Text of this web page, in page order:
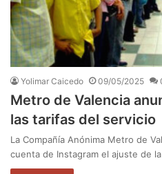
Yolimar Caicedo 09/05/2025
Metro de Valencia
las tarifas del servicio
La Compañía Anónima Metro de
cuenta de Instagram el ajuste de